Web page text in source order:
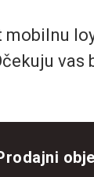
mobilnu